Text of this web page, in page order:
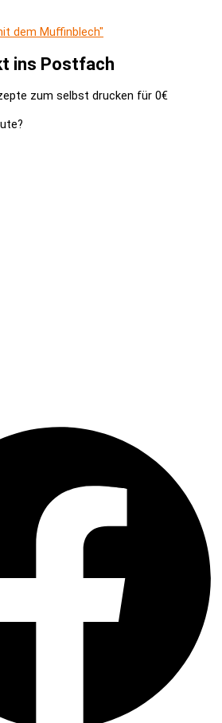
ins Postfach
zum selbst drucken für 0€